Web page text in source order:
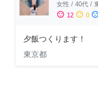
女性 / 40代 /
sentiment_satisfied 12 sentiment_neutral 0
夕飯つくります！
東京都